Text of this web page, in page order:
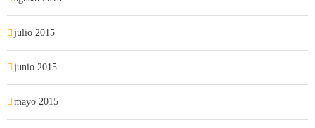
julio 2015
junio 2015
mayo 2015